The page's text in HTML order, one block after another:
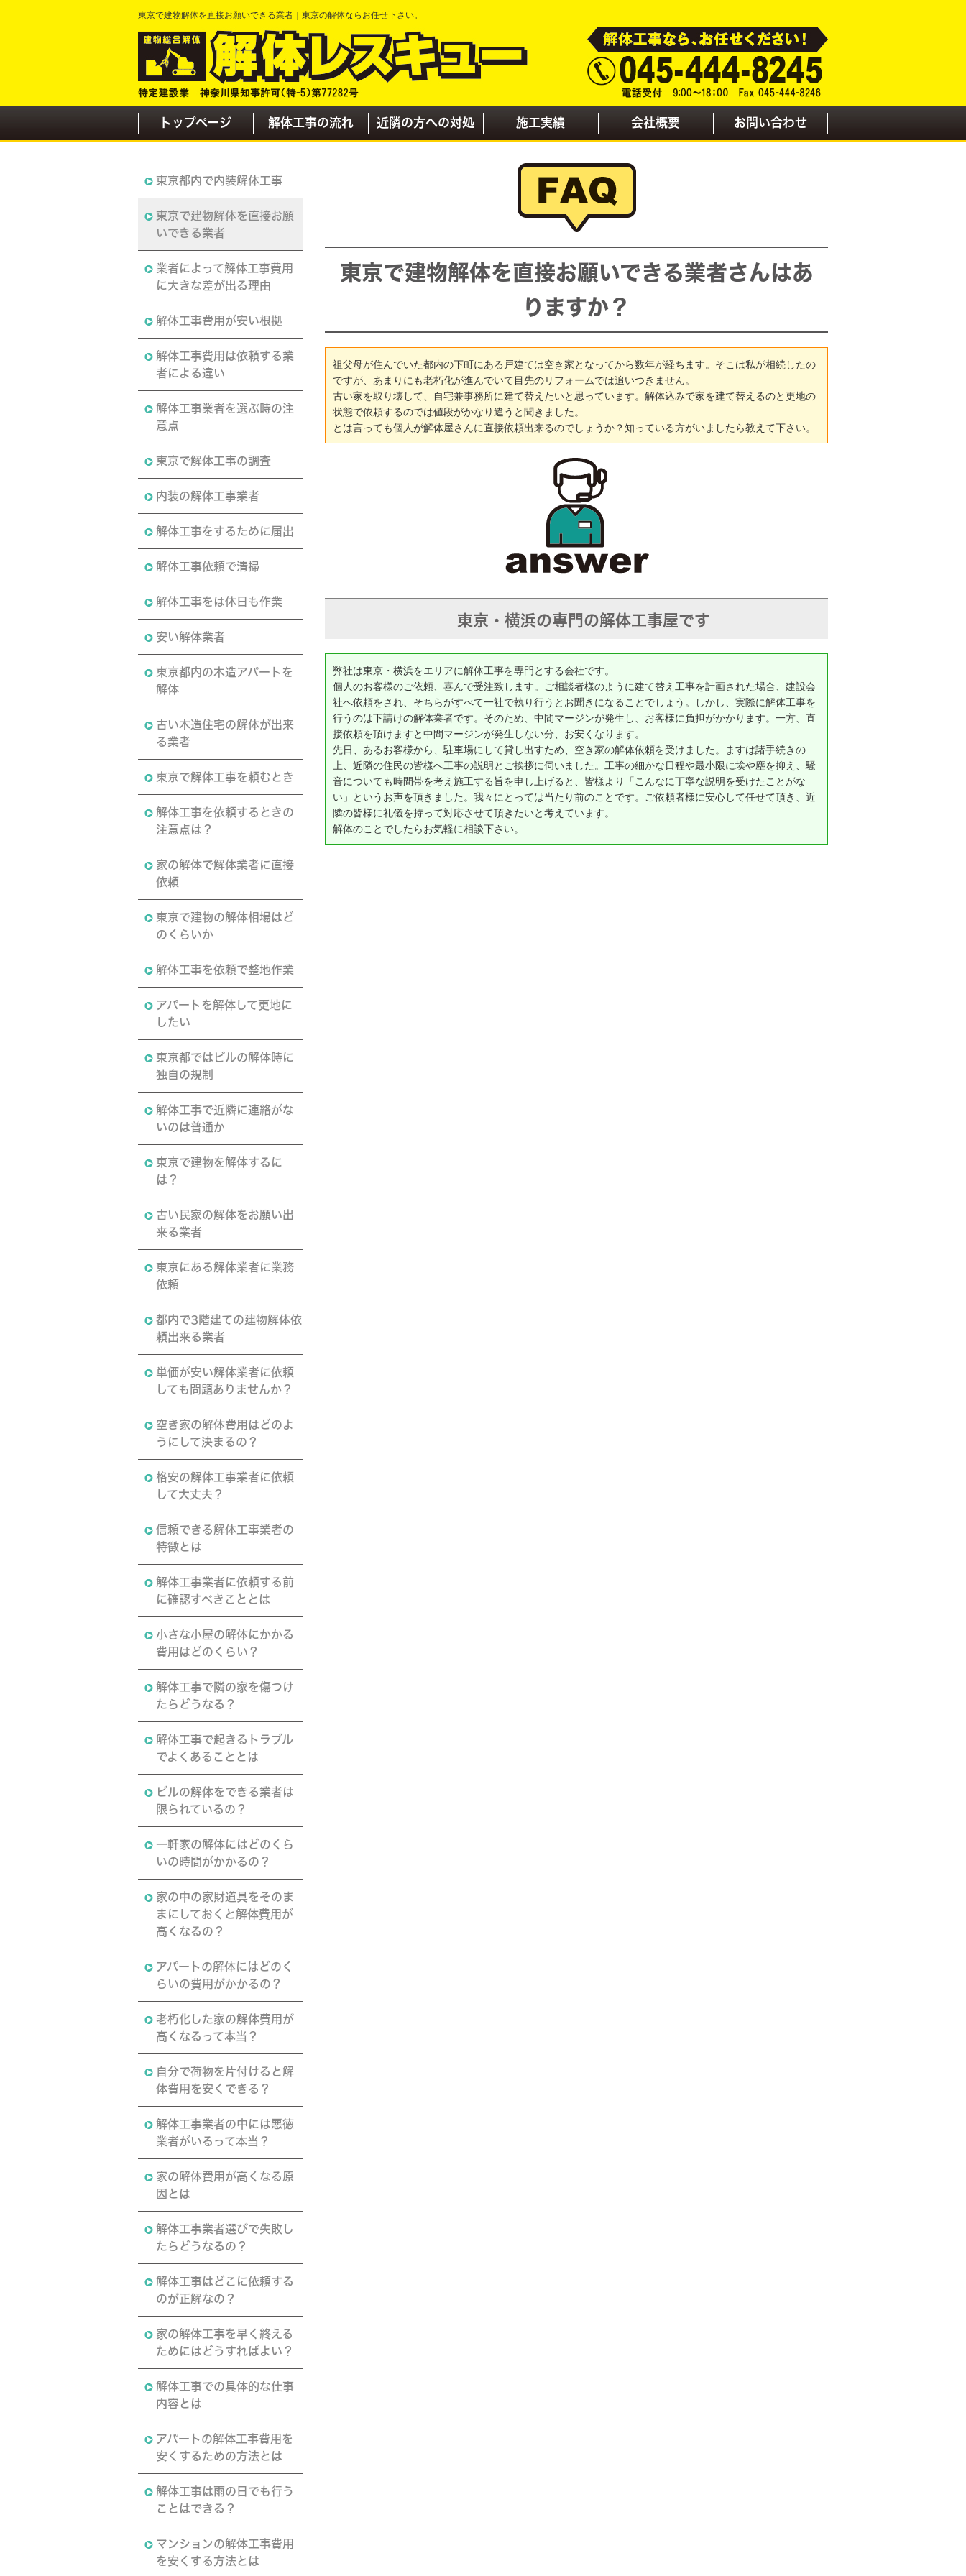
東京で建物解体を直接お願いできる業者｜東京の解体ならお任せ下さい。
トップページ 解体工事の流れ 近隣の方への対処 施工実績 会社概要 お問い合わせ
東京都内で内装解体工事
東京で建物解体を直接お願
いできる業者
業者によって解体工事費用
に大きな差が出る理由
解体工事費用が安い根拠
解体工事費用は依頼する業
者による違い
解体工事業者を選ぶ時の注
意点
東京で解体工事の調査
内装の解体工事業者
解体工事をするために届出
解体工事依頼で清掃
解体工事をは休日も作業
安い解体業者
東京都内の木造アパートを
解体
古い木造住宅の解体が出来
る業者
東京で解体工事を頼むとき
解体工事を依頼するときの
注意点は？
家の解体で解体業者に直接
依頼
東京で建物の解体相場はど
のくらいか
解体工事を依頼で整地作業
アパートを解体して更地に
したい
東京都ではビルの解体時に
独自の規制
解体工事で近隣に連絡がな
いのは普通か
東京で建物を解体するに
は？
古い民家の解体をお願い出
来る業者
東京にある解体業者に業務
依頼
都内で3階建ての建物解体依
頼出来る業者
単価が安い解体業者に依頼
しても問題ありませんか？
空き家の解体費用はどのよ
うにして決まるの？
格安の解体工事業者に依頼
して大丈夫？
信頼できる解体工事業者の
特徴とは
解体工事業者に依頼する前
に確認すべきこととは
小さな小屋の解体にかかる
費用はどのくらい？
解体工事で隣の家を傷つけ
たらどうなる？
解体工事で起きるトラブル
でよくあることとは
ビルの解体をできる業者は
限られているの？
一軒家の解体にはどのくら
いの時間がかかるの？
家の中の家財道具をそのま
まにしておくと解体費用が
高くなるの？
アパートの解体にはどのく
らいの費用がかかるの？
老朽化した家の解体費用が
高くなるって本当？
自分で荷物を片付けると解
体費用を安くできる？
解体工事業者の中には悪徳
業者がいるって本当？
家の解体費用が高くなる原
因とは
解体工事業者選びで失敗し
たらどうなるの？
解体工事はどこに依頼する
のが正解なの？
家の解体工事を早く終える
ためにはどうすればよい？
解体工事での具体的な仕事
内容とは
アパートの解体工事費用を
安くするための方法とは
解体工事は雨の日でも行う
ことはできる？
マンションの解体工事費用
を安くする方法とは
東京で建物解体を直接お願いできる業者さんはあ
りますか？
祖父母が住んでいた都内の下町にある戸建ては空き家となってから数年が経ちます。そこは私が相続したの
ですが、あまりにも老朽化が進んでいて目先のリフォームでは追いつきません。
古い家を取り壊して、自宅兼事務所に建て替えたいと思っています。解体込みで家を建て替えるのと更地の
状態で依頼するのでは値段がかなり違うと聞きました。
とは言っても個人が解体屋さんに直接依頼出来るのでしょうか？知っている方がいましたら教えて下さい。
東京・横浜の専門の解体工事屋です
弊社は東京・横浜をエリアに解体工事を専門とする会社です。
個人のお客様のご依頼、喜んで受注致します。ご相談者様のように建て替え工事を計画された場合、建設会
社へ依頼をされ、そちらがすべて一社で執り行うとお聞きになることでしょう。しかし、実際に解体工事を
行うのは下請けの解体業者です。そのため、中間マージンが発生し、お客様に負担がかかります。一方、直
接依頼を頂けますと中間マージンが発生しない分、お安くなります。
先日、あるお客様から、駐車場にして貸し出すため、空き家の解体依頼を受けました。ますは諸手続きの
上、近隣の住民の皆様へ工事の説明とご挨拶に伺いました。工事の細かな日程や最小限に埃や塵を抑え、騒
音についても時間帯を考え施工する旨を申し上げると、皆様より「こんなに丁寧な説明を受けたことがな
い」というお声を頂きました。我々にとっては当たり前のことです。ご依頼者様に安心して任せて頂き、近
隣の皆様に礼儀を持って対応させて頂きたいと考えています。
解体のことでしたらお気軽に相談下さい。